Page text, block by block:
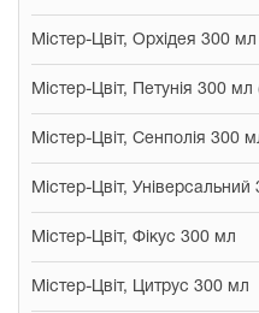
Містер-Цвіт, Орхідея 300 мл
Містер-Цвіт, Петунія 300 мл
Містер-Цвіт, Сенполія 300
Містер-Цвіт, Універсальний
Містер-Цвіт, Фікус 300 мл
Містер-Цвіт, Цитрус 300 мл